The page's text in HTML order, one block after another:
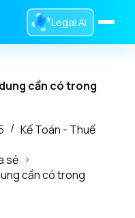
Legal AI
cần có trong
Kế Toán - Thuế
sẻ
cần có trong